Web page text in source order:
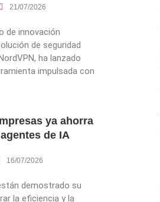
21/07/2026
de innovación
de seguridad
ha lanzado
impulsada con
ya ahorra
de IA
16/07/2026
demostrado su
la eficiencia y la